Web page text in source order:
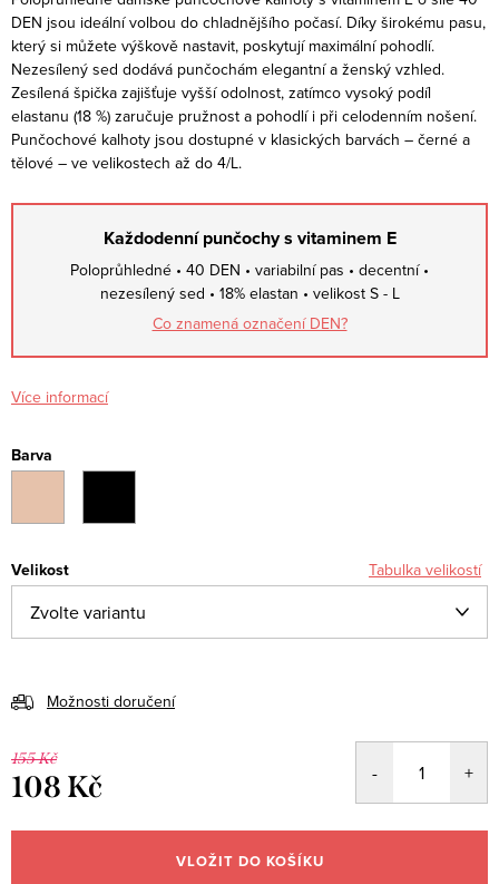
DEN jsou ideální volbou do chladnějšího počasí. Díky širokému pasu,
který si můžete výškově nastavit, poskytují maximální pohodlí.
Nezesílený sed dodává punčochám elegantní a ženský vzhled.
Zesílená špička zajišťuje vyšší odolnost, zatímco vysoký podíl
elastanu (18 %) zaručuje pružnost a pohodlí i při celodenním nošení.
Punčochové kalhoty jsou dostupné v klasických barvách – černé a
tělové – ve velikostech až do 4/L.
Každodenní punčochy s vitaminem E
Poloprůhledné • 40 DEN • variabilní pas • decentní •
nezesílený sed • 18% elastan • velikost S - L
Co znamená označení DEN?
Více informací
Barva
Velikost Tabulka velikostí
Možnosti doručení
155 Kč
108 Kč
cena:
VLOŽIT DO KOŠÍKU